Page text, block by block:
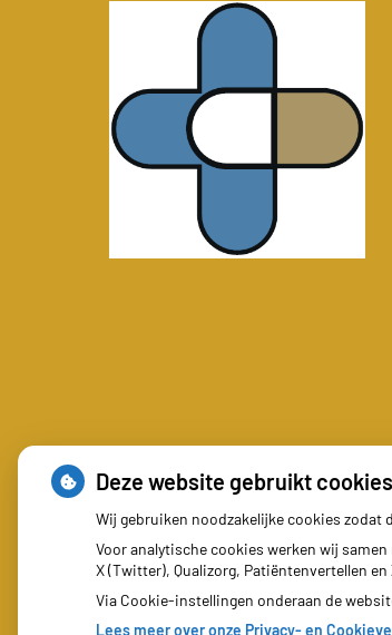
Deze website gebruikt cookies
Wij gebruiken noodzakelijke cookies zodat
Voor analytische cookies werken wij
X (Twitter), Qualizorg, Patiëntenvertellen
Via Cookie-instellingen onderaan de
Lees meer over onze Privacy- en